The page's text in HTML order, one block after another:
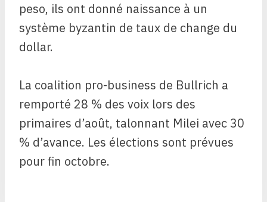
peso, ils ont donné naissance à un
système byzantin de taux de change du
dollar.
La coalition pro-business de Bullrich a
remporté 28 % des voix lors des
primaires d’août, talonnant Milei avec 30
% d’avance. Les élections sont prévues
pour fin octobre.